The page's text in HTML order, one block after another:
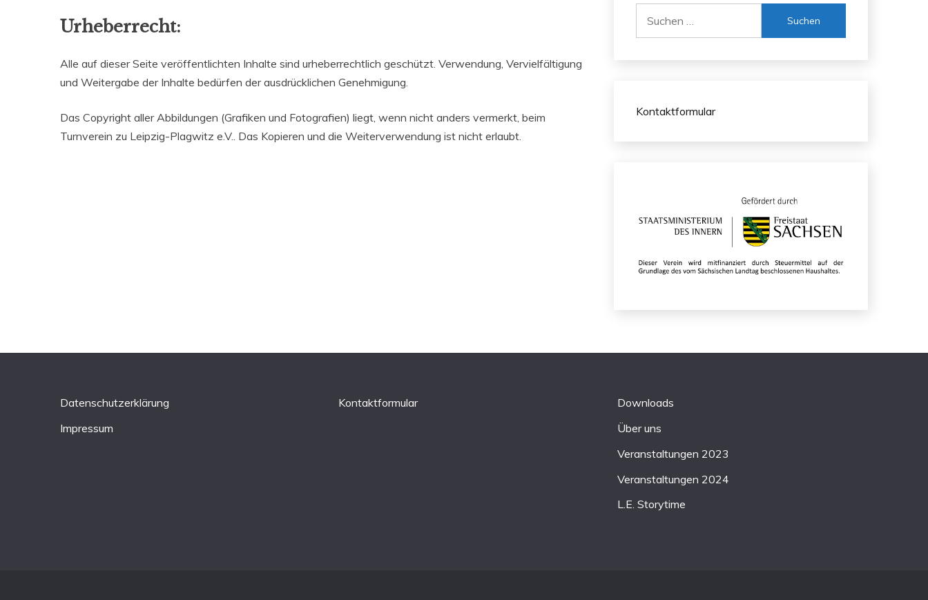
Urheberrecht:
Alle auf dieser Seite veröffentlichten Inhalte sind urheberrechtlich geschützt. Verwendung, Vervielfältigung
und Weitergabe der Inhalte bedürfen der ausdrücklichen Genehmigung.
Das Copyright aller Abbildungen (Grafiken und Fotografien) liegt, wenn nicht anders vermerkt, beim
Turnverein zu Leipzig-Plagwitz e.V.. Das Kopieren und die Weiterverwendung ist nicht erlaubt.
nach:
Kontaktformular
Datenschutzerklärung
Impressum
Kontaktformular
Downloads
Über uns
Veranstaltungen 2023
Veranstaltungen 2024
L.E. Storytime